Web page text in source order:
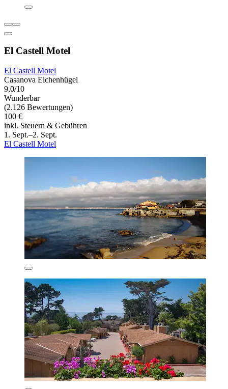
El Castell Motel
El Castell Motel
Casanova Eichenhügel
9,0/10
Wunderbar
(2.126 Bewertungen)
100 €
inkl. Steuern & Gebühren
1. Sept.–2. Sept.
El Castell Motel